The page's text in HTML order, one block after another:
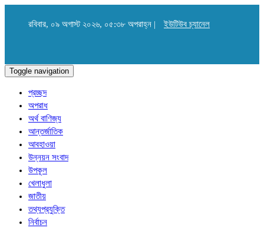
রবিবার, ০৯ অগাস্ট ২০২৬, ০৫:৩৮ অপরাহ্ন | ইউটিউব চ্যানেল
Toggle navigation
প্রচ্ছদ
অপরাধ
অর্থ বাণিজ্য
আন্তর্জাতিক
আবহাওয়া
উন্নয়ন সংবাদ
উপকূল
খেলাধুলা
জাতীয়
তথ্যপ্রযুক্তি
নির্বাচন